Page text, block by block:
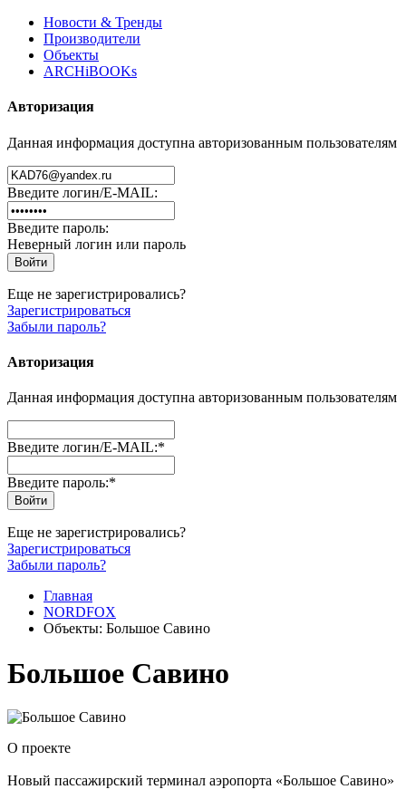
Новости & Тренды
Производители
Объекты
ARCHiBOOKs
Авторизация
Данная информация доступна авторизованным пользователям
Введите логин/E-MAIL:
Введите пароль:
Неверный логин или пароль
Еще не зарегистрировались?
Зарегистрироваться
Забыли пароль?
Авторизация
Данная информация доступна авторизованным пользователям
Введите логин/E-MAIL:*
Введите пароль:*
Еще не зарегистрировались?
Зарегистрироваться
Забыли пароль?
Главная
NORDFOX
Объекты: Большое Савино
Большое Савино
О проекте
Новый пассажирский терминал аэропорта «Большое Савино»